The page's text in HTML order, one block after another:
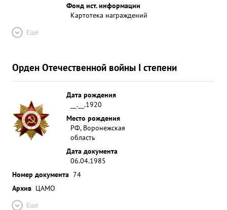
Фонд ист. информации
Картотека награждений
Ещё
Орден Отечественной войны I степени
Дата рождения
__.__.1920
Место рождения
РФ, Воронежская
область
Дата документа
06.04.1985
Номер документа 74
Архив ЦАМО
Ещё